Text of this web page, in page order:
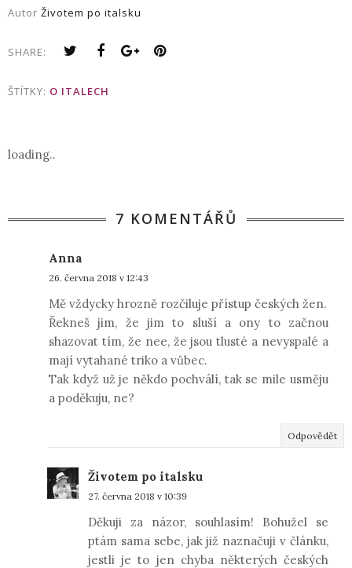
Autor Životem po italsku
SHARE:
ŠTÍTKY: O ITALECH
loading..
7 KOMENTÁŘŮ
Anna
26. června 2018 v 12:43
Mě vždycky hrozně rozčiluje přístup českých žen.
Řekneš jim, že jim to sluší a ony to začnou
shazovat tím, že nee, že jsou tlusté a nevyspalé a
mají vytahané triko a vůbec.
Tak když už je někdo pochválí, tak se mile usměju
a poděkuju, ne?
Odpovědět
Životem po italsku
27. června 2018 v 10:39
Děkuji za názor, souhlasím! Bohužel se
ptám sama sebe, jak již naznačuji v článku,
jestli je to jen chyba některých českých